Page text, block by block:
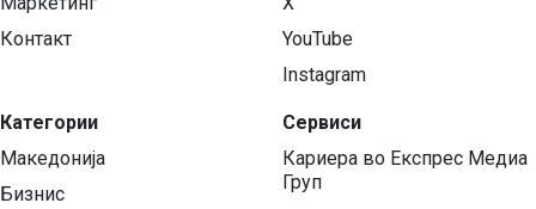
Контакт
Категории
Македонија
Бизнис
YouTube
Instagram
Сервиси
Кариера во Експрес Медиа
Груп